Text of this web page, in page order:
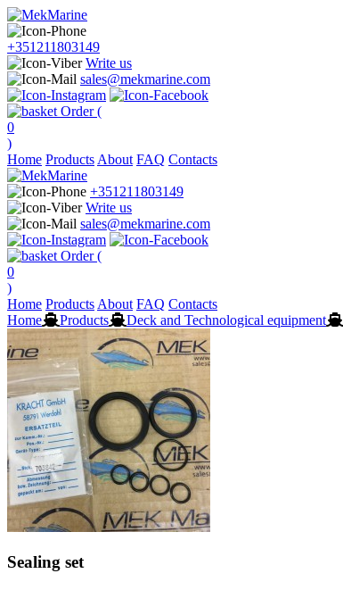
+351211803149
Write us
sales@mekmarine.com
Order (
0
)
Home Products About FAQ Contacts
+351211803149
Write us
sales@mekmarine.com
Order (
0
)
Home Products About FAQ Contacts
Home
Products Deck and Technological equipment
Sealing set